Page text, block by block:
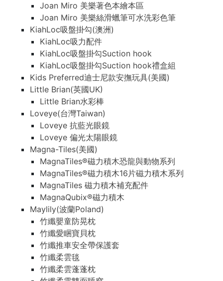
Joan Miro 美樂著色本繪本區
Joan Miro 美樂絲滑蠟筆可水洗彩色筆
KiahLoc吸盤掛勾(澳洲)
KiahLoc吸力配件
KiahLoc吸盤掛勾Suction hook
KiahLoc吸盤掛勾Suction hook禮盒組
Kids Preferred迪士尼款安撫玩具(美國)
Little Brian(英國UK)
Little Brian水彩棒
Loveye(台灣Taiwan)
Loveye 抗藍光眼鏡
Loveye 偏光太陽眼鏡
Magna-Tiles(美國)
MagnaTiles®磁力積木恐龍與動物系列
MagnaTiles®磁力積木16片磁力積木系列
MagnaTiles 磁力積木補充配件
MagnaQubix®磁力積木
Maylily(波蘭Poland)
竹纖嬰童防晃枕
竹纖愛睏寶貝枕
竹纖推車安全帶保護套
竹纖柔雲毯
竹纖柔雲蓬蓬枕